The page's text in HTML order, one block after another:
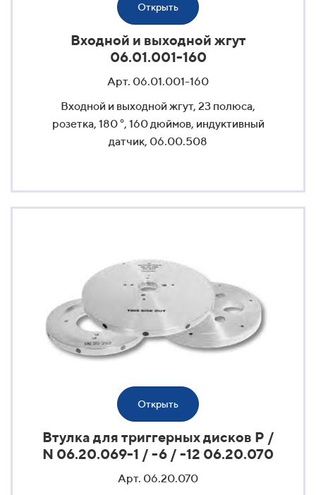
Открыть
Входной и выходной жгут
06.01.001-160
Арт. 06.01.001-160
Входной и выходной жгут, 23 полюса,
розетка, 180 °, 160 дюймов, индуктивный
датчик, 06.00.508
Открыть
Втулка для триггерных дисков P /
N 06.20.069-1 / -6 / -12 06.20.070
Арт. 06.20.070